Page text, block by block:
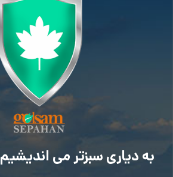
به دیاری سبزتر می اندیشیم